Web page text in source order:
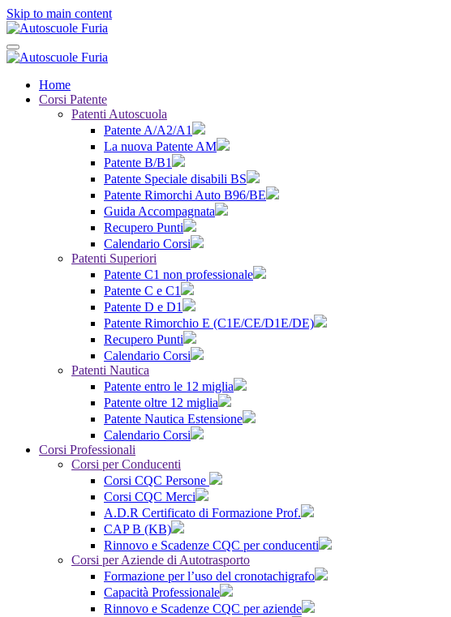
Skip to main content
Home
Corsi Patente
Patenti Autoscuola
Patente A/A2/A1
La nuova Patente AM
Patente B/B1
Patente Speciale disabili BS
Patente Rimorchi Auto B96/BE
Guida Accompagnata
Recupero Punti
Calendario Corsi
Patenti Superiori
Patente C1 non professionale
Patente C e C1
Patente D e D1
Patente Rimorchio E (C1E/CE/D1E/DE)
Recupero Punti
Calendario Corsi
Patenti Nautica
Patente entro le 12 miglia
Patente oltre 12 miglia
Patente Nautica Estensione
Calendario Corsi
Corsi Professionali
Corsi per Conducenti
Corsi CQC Persone
Corsi CQC Merci
A.D.R Certificato di Formazione Prof.
CAP B (KB)
Rinnovo e Scadenze CQC per conducenti
Corsi per Aziende di Autotrasporto
Formazione per l’uso del cronotachigrafo
Capacità Professionale
Rinnovo e Scadenze CQC per aziende